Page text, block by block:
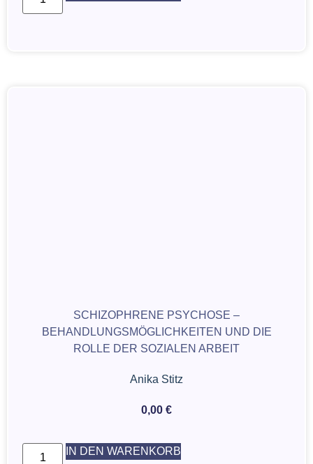
SCHIZOPHRENE PSYCHOSE –
BEHANDLUNGSMÖGLICHKEITEN UND DIE
ROLLE DER SOZIALEN ARBEIT
Anika Stitz
0,00 €
IN DEN WARENKORB